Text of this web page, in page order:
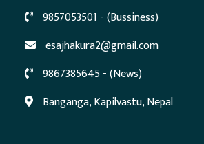
9857053501 - (Bussiness)
esajhakura2@gmail.com
9867385645 - (News)
Banganga, Kapilvastu, Nepal